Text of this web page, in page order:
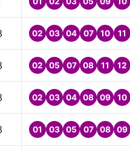
02 03 04 07 10 11
02 05 07 08 11 12
02 03 04 08 09 10
01 03 05 07 08 09